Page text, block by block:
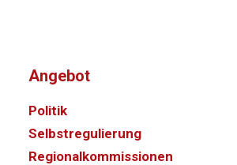
Angebot
Politik
Selbstregulierung
Regionalkommissionen